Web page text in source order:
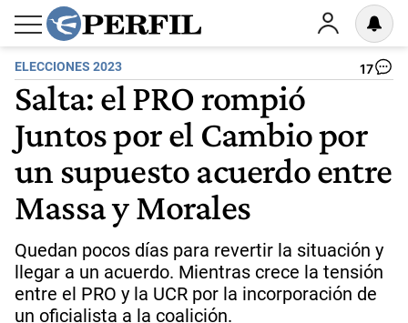
ELECCIONES 2023 17
Salta: el PRO rompió
Juntos por el Cambio por
un supuesto acuerdo entre
Massa y Morales
Quedan pocos días para revertir la situación y
llegar a un acuerdo. Mientras crece la tensión
entre el PRO y la UCR por la incorporación de
un oficialista a la coalición.